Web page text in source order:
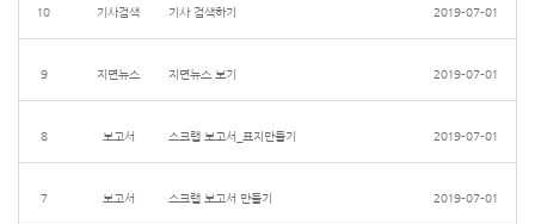
10 기사검색 기사 검색하기 2019-07-01
9 지면뉴스 지면뉴스 보기 2019-07-01
8 보고서 스크랩 보고서_표지만들기 2019-07-01
7 보고서 스크랩 보고서 만들기 2019-07-01